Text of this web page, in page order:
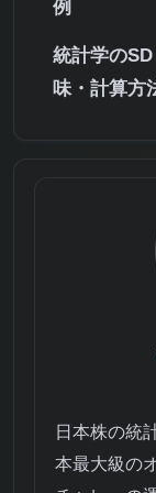
例
統計学の
味・計算方
日本株の統
本最大級の